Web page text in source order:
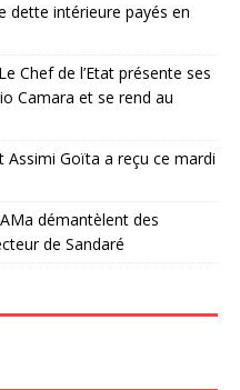
dette intérieure payés en
Chef de l’Etat présente ses
Camara et se rend au
Assimi Goïta a reçu ce mardi
démantèlent des
de Sandaré